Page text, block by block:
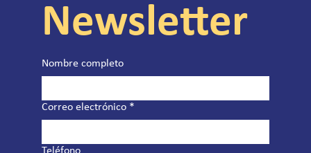
Newsletter
Nombre completo
Correo electrónico *